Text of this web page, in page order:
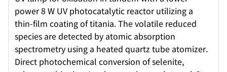
power 8 W UV photocatalytic reactor utilizing a
thin-film coating of titania. The volatile reduced
species are detected by atomic absorption
spectrometry using a heated quartz tube atomizer.
Direct photochemical conversion of selenite,